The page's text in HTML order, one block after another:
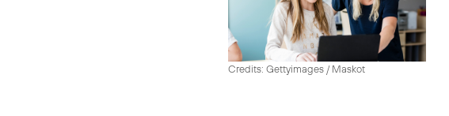
Credits: Gettyimages / Maskot